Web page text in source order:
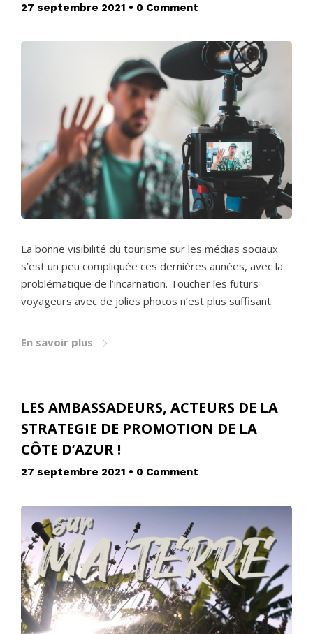
27 septembre 2021 • 0 Comment
La bonne visibilité du tourisme sur les médias sociaux
s’est un peu compliquée ces dernières années, avec la
problématique de l’incarnation. Toucher les futurs
voyageurs avec de jolies photos n’est plus suffisant.
En savoir plus
LES AMBASSADEURS, ACTEURS DE LA
STRATEGIE DE PROMOTION DE LA
CÔTE D’AZUR !
27 septembre 2021 • 0 Comment